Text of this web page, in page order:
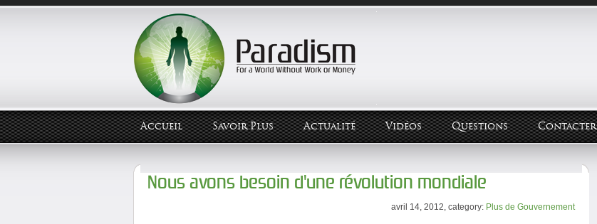
Accueil Savoir Plus Actualité Vidéos Questions Contacter
Nous avons besoin d'une révolution mondiale
avril 14, 2012, category: Plus de Gouvernement